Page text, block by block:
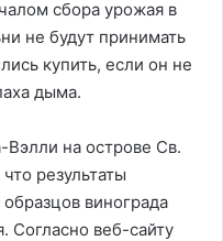
сбора урожая в
не будут принимать
купить, если он не
дыма.
Вэлли на острове Св.
результаты
винограда
Согласно веб-сайту